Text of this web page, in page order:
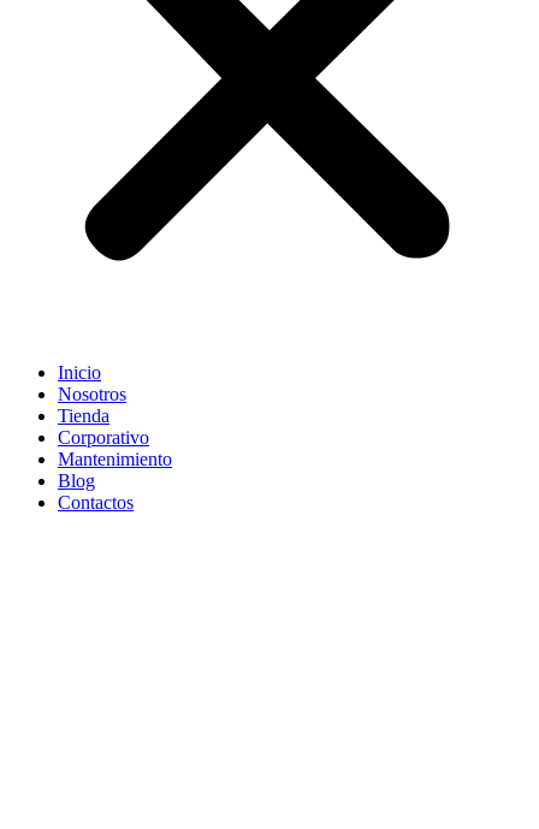
Inicio
Nosotros
Tienda
Corporativo
Mantenimiento
Blog
Contactos